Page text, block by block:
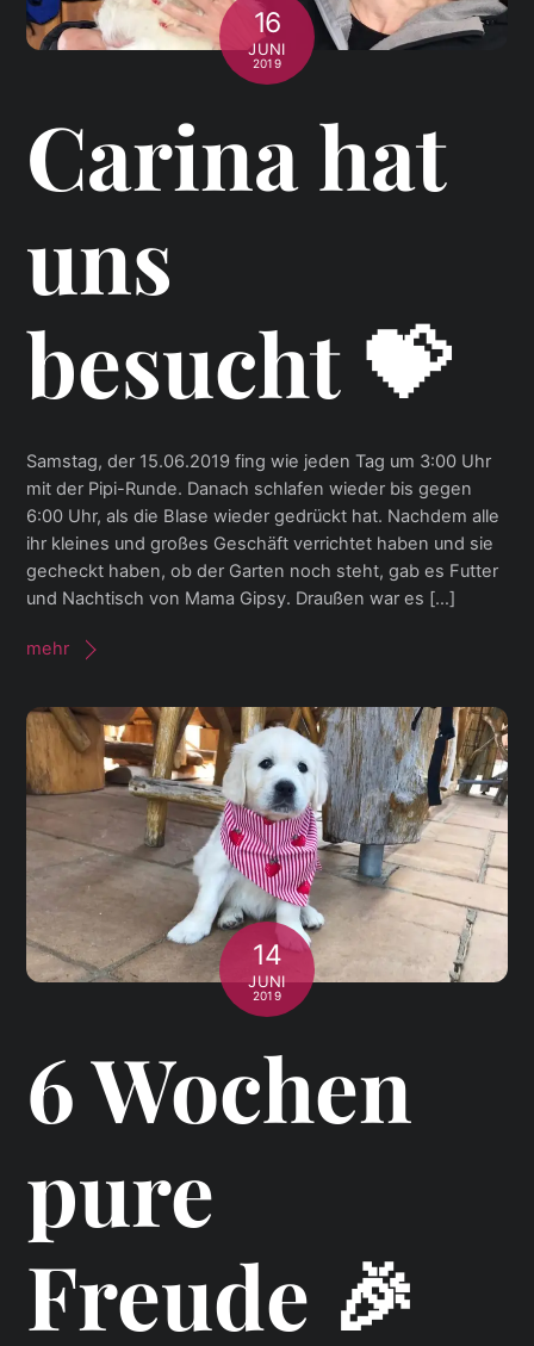
16
JUNI
2019
Carina hat
uns
besucht 💝
Samstag, der 15.06.2019 fing wie jeden Tag um 3:00 Uhr
mit der Pipi-Runde. Danach schlafen wieder bis gegen
6:00 Uhr, als die Blase wieder gedrückt hat. Nachdem alle
ihr kleines und großes Geschäft verrichtet haben und sie
gecheckt haben, ob der Garten noch steht, gab es Futter
und Nachtisch von Mama Gipsy. Draußen war es […]
mehr
14
JUNI
2019
6 Wochen
pure
Freude 🎉